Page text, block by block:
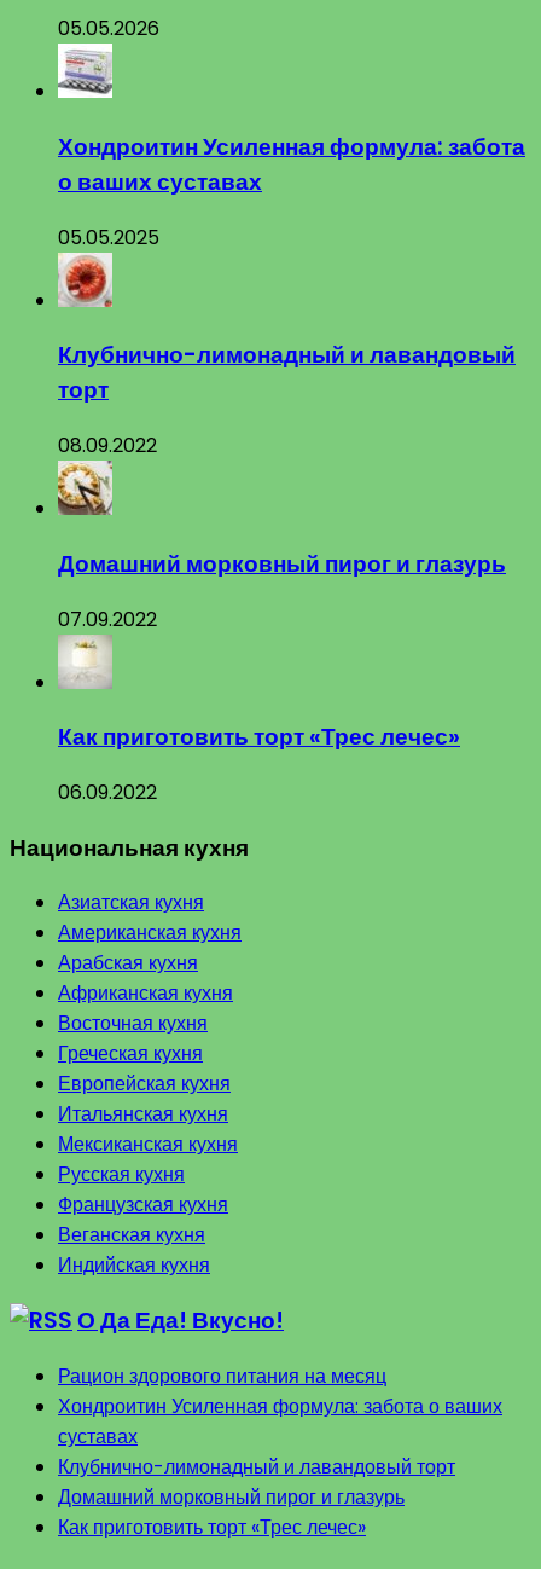
05.05.2026
Хондроитин Усиленная формула: забота
о ваших суставах
05.05.2025
Клубнично-лимонадный и лавандовый
торт
08.09.2022
Домашний морковный пирог и глазурь
07.09.2022
Как приготовить торт «Трес лечес»
06.09.2022
Национальная кухня
Азиатская кухня
Американская кухня
Арабская кухня
Африканская кухня
Восточная кухня
Греческая кухня
Европейская кухня
Итальянская кухня
Мексиканская кухня
Русская кухня
Французская кухня
Веганская кухня
Индийская кухня
О Да Еда! Вкусно!
Рацион здорового питания на месяц
Хондроитин Усиленная формула: забота о ваших
суставах
Клубнично-лимонадный и лавандовый торт
Домашний морковный пирог и глазурь
Как приготовить торт «Трес лечес»